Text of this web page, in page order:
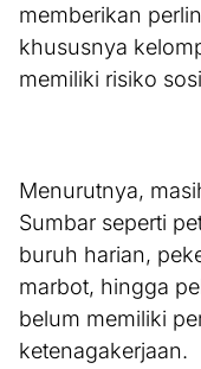
memberikan
khususnya
memiliki risiko
Menurutnya,
Sumbar seperti
buruh harian,
marbot, hingga
belum memiliki
ketenagakerjaan.